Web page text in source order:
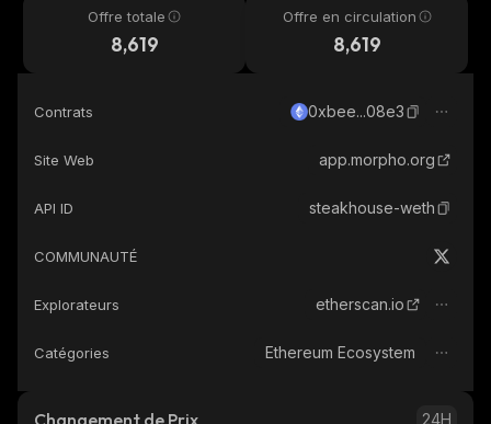
Offre totale
8,619
Offre en circulation
8,619
Contrats 0xbee...08e3
Site Web app.morpho.org
API ID steakhouse-weth
COMMUNAUTÉ
Explorateurs etherscan.io
Catégories Ethereum Ecosystem
Changement de Prix 24H